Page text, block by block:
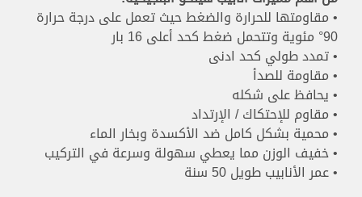
• مقاومتها للحرارة والضغط حيث تعمل على درجة حرارة
90° مئوية وتتحمل ضغط كحد أعلى 16 بار
• تمدد طولي كحد ادنى
• مقاومة للصدأ
• يحافظ على شكله
• مقاوم للإحتكاك / الإرتداد
• محمية بشكل كامل ضد الأكسدة وبخار الماء
• خفيف الوزن مما يعطي سهولة وسرعة في التركيب
• عمر الأنابيب طويل 50 سنة